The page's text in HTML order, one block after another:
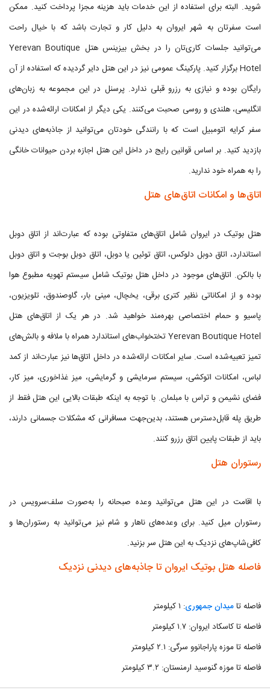
شوید. البته برای استفاده از این خدمات باید هزینه مجزا پرداخت کنید. ممکن
است سفرتان به شهر ایروان به دلیل کار و تجارت باشد که با خیال راحت
می‌توانید جلسات کاری‌تان را در بخش بیزینس هتل Yerevan Boutique
Hotel برگزار کنید. پارکینگ عمومی نیز در این هتل دایر گردیده که استفاده از آن
رایگان بوده و نیازی به رزرو قبلی ندارد. پرسنل در این مجموعه به زبان‌های
انگلیسی، هلندی و روسی صحبت می‌کنند. یکی دیگر از امکانات ارائه‌شده در این
سفر کرایه اتومبیل است که با رانندگی خودتان می‌توانید از جاذبه‌های دیدنی
بازدید کنید. بر اساس قوانین رایج در داخل این هتل اجازه بردن حیوانات خانگی
را به همراه خود ندارید.
اتاق‌ها و امکانات اتاق‌های هتل
هتل بوتیک در ایروان شامل اتاق‌های متفاوتی بوده که عبارت‌اند از اتاق دوبل
استاندارد، اتاق دوبل دلوکس، اتاق توئین یا دوبل، اتاق دوبل بوجت و اتاق دوبل
با بالکن. اتاق‌های موجود در داخل هتل بوتیک شامل سیستم تهویه مطبوع هوا
بوده و از امکاناتی نظیر کتری برقی، یخچال، مینی بار، گاوصندوق، تلویزیون،
پاسیو و حمام اختصاصی بهره‌مند خواهید شد. در هر یک از اتاق‌های هتل
Yerevan Boutique Hotel تختخواب‌های استاندارد همراه با ملافه و بالش‌های
تمیز تعبیه‌شده است. سایر امکانات ارائه‌شده در داخل اتاق‌ها نیز عبارت‌اند از کمد
لباس، امکانات اتوکشی، سیستم سرمایشی و گرمایشی، میز غذاخوری، میز کار،
فضای نشیمن و تراس با مبلمان. با توجه به اینکه طبقات بالایی این هتل فقط از
طریق پله قابل‌دسترس هستند، بدین‌جهت مسافرانی که مشکلات جسمانی دارند،
باید از طبقات پایین اتاق رزرو کنند.
رستوران هتل
با اقامت در این هتل می‌توانید وعده صبحانه را به‌صورت سلف‌سرویس در
رستوران میل کنید. برای وعده‌های ناهار و شام نیز می‌توانید به رستوران‌ها و
کافی‌شاپ‌های نزدیک به این هتل سر بزنید.
فاصله هتل بوتیک ایروان تا جاذبه‌های دیدنی نزدیک
فاصله تامیدان جمهوری: ۱ کیلومتر
فاصله تا کاسکاد ایروان: ۱.۷ کیلومتر
فاصله تا موزه پاراجانوو سرگی: ۲.۱ کیلومتر
فاصله تا موزه گنوسید ارمنستان: ۳.۲ کیلومتر